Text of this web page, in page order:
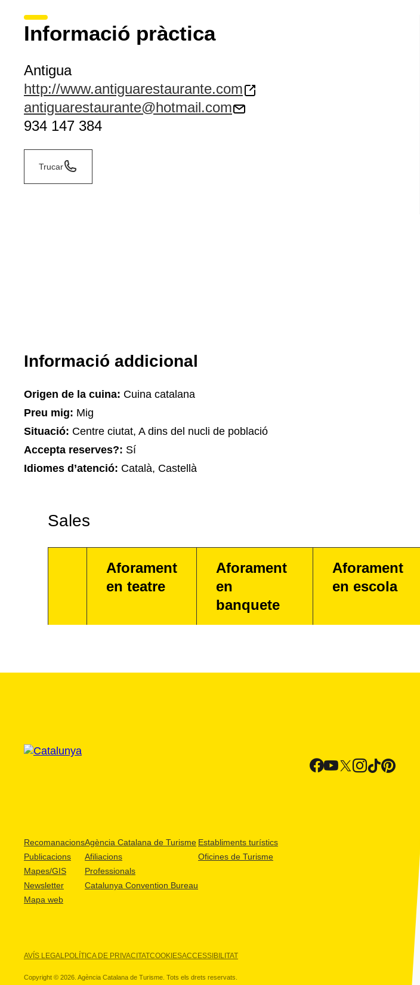
Informació pràctica
Antigua
http://www.antiguarestaurante.com
antiguarestaurante@hotmail.com
934 147 384
Trucar
Informació addicional
Origen de la cuina: Cuina catalana
Preu mig: Mig
Situació: Centre ciutat, A dins del nucli de població
Accepta reserves?: Sí
Idiomes d’atenció: Català, Castellà
Sales
Aforament
en teatre
Aforament
en
banquete
Aforament
en escola
Recomanacions
Publicacions
Mapes/GIS
Newsletter
Mapa web
Agència Catalana de Turisme
Afiliacions
Professionals
Catalunya Convention Bureau
Establiments turístics
Oficines de Turisme
AVÍS LEGALPOLÍTICA DE PRIVACITATCOOKIESACCESSIBILITAT
Copyright © 2026. Agència Catalana de Turisme. Tots els drets reservats.